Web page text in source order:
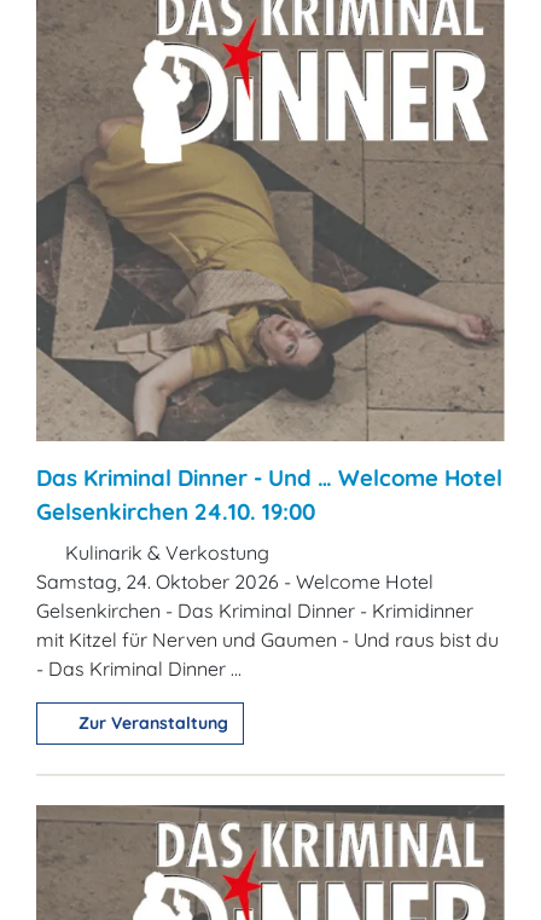
Das Kriminal Dinner - Und … Welcome Hotel
Gelsenkirchen 24.10. 19:00
Kulinarik & Verkostung
Samstag, 24. Oktober 2026 - Welcome Hotel
Gelsenkirchen - Das Kriminal Dinner - Krimidinner
mit Kitzel für Nerven und Gaumen - Und raus bist du
- Das Kriminal Dinner ...
Zur Veranstaltung